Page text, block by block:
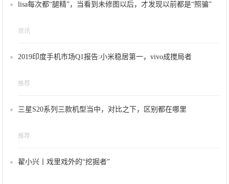
lisa每次都“腿精”，当看到未修图以后，才发现以前都是“照骗”
资讯
2019印度手机市场Q1报告:小米稳居第一，vivo成搅局者
推荐
三星S20系列三款机型当中，对比之下，区别都在哪里
推荐
翟小兴丨戏里戏外的“挖掘者”